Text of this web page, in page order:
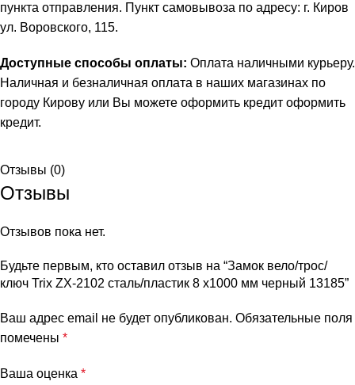
пункта отправления. Пункт самовывоза по адресу: г. Киров
ул. Воровского, 115.
Доступные способы оплаты: Оплата наличными курьеру.
Наличная и безналичная оплата в наших магазинах по
городу Кирову или Вы можете оформить кредит оформить
кредит.
Отзывы (0)
Отзывы
Отзывов пока нет.
Будьте первым, кто оставил отзыв на “Замок вело/трос/
ключ Trix ZX-2102 сталь/пластик 8 x1000 мм черный 13185”
Ваш адрес email не будет опубликован. Обязательные поля
помечены *
Ваша оценка *